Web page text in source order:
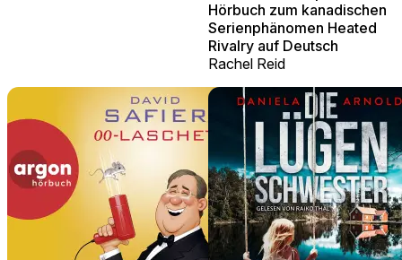
Hörbuch zum kanadischen
Serienphänomen Heated
Rivalry auf Deutsch
Rachel Reid